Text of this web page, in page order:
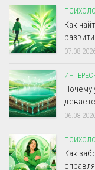
Как
Почему
Как